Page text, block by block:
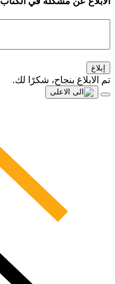
إبلاغ
تم الابلاغ بنجاح، شكرًا لك.